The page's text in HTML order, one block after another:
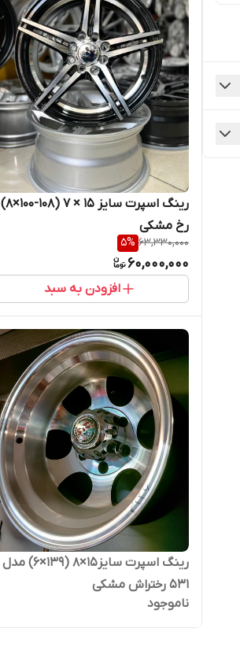
رینگ اسپرت سایز ۱۵ × ۷ (۱۰۸-۱۰۰×۸)
رخ مشکی
63,330,000
5%
60,000,000
افزودن به سبد
رینگ اسپرت سایز۱۵×۸ (۱۳۹×۶) مدل
۵۳۱ رختراش مشکی
ناموجود